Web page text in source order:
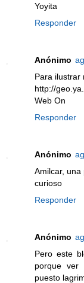
Yoyita
Responder
Anónimo
Para ilustrar
http://
Web On
Responder
Anónimo
Amilcar,
curioso
Responder
Anónimo
Pero este
porque ver
puesto